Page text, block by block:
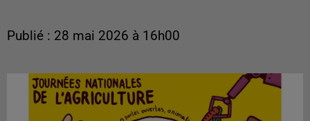
Publié : 28 mai 2026 à 16h00